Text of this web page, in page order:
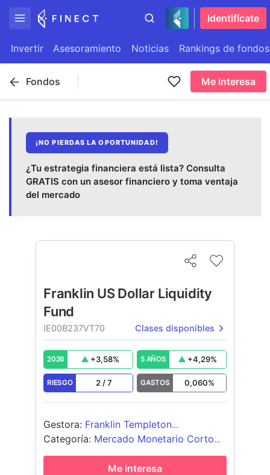
Identifícate
Invertir Asesoramiento Noticias Rankings de fondos
Fondos Me interesa
¡NO PIERDAS LA OPORTUNIDAD!
¿Tu estrategia financiera está lista? Consulta
GRATIS con un asesor financiero y toma ventaja
del mercado
Franklin US Dollar Liquidity
Fund
IE00B237VT70 Clases disponibles
2026 +3,58% 5 AÑOS +4,29%
RIESGO 2 /7 GASTOS 0,060%
Gestora: Franklin Templeton
International Services S.à r.l.
Categoría: Mercado Monetario Corto
Plazo USD
Me interesa